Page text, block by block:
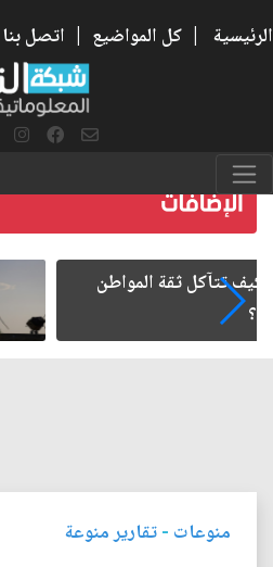
الرئيسية | كل المواضيع | اتصل بنا
صمت الطريق بعد
منوعات -تقارير منوعة